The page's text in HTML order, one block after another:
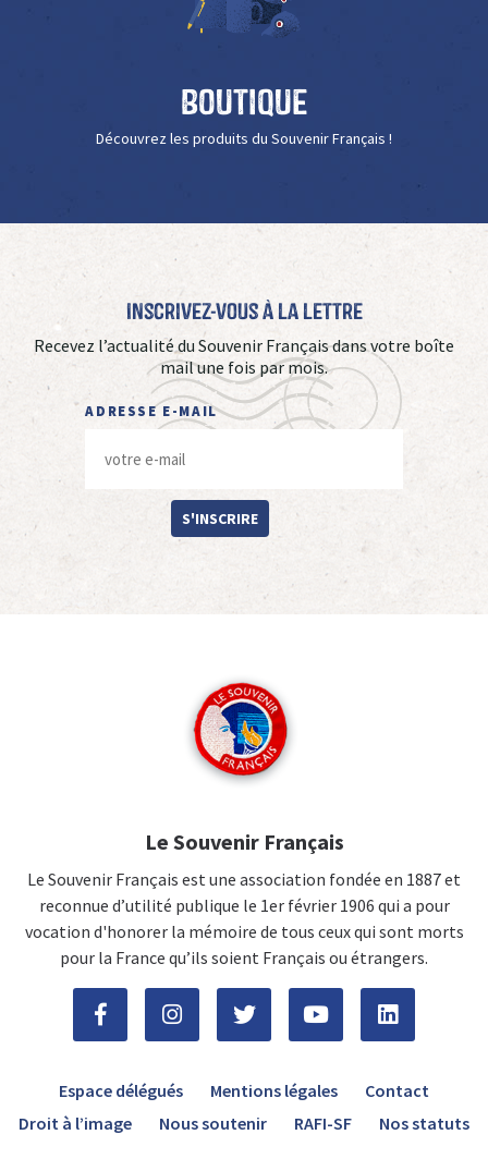
Boutique
Découvrez les produits du Souvenir Français !
Inscrivez-vous à La Lettre
Recevez l’actualité du Souvenir Français dans votre boîte
mail une fois par mois.
ADRESSE E-MAIL
S'INSCRIRE
Le Souvenir Français
Le Souvenir Français est une association fondée en 1887 et
reconnue d’utilité publique le 1er février 1906 qui a pour
vocation d'honorer la mémoire de tous ceux qui sont morts
pour la France qu’ils soient Français ou étrangers.
Espace délégués Mentions légales
Contact
Droit à l’image
Nous soutenir RAFI-SF Nos statuts